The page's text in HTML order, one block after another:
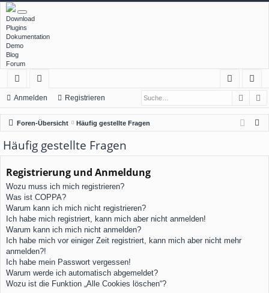
Download
Plugins
Dokumentation
Demo
Blog
Forum
ch
ne
llz
ug
rif
f
or
en
m
el
de
ist
rie
re
Anmelden Registrieren
Foren-Übersicht Häufig gestellte Fragen
Häufig gestellte Fragen
Registrierung und Anmeldung
Wozu muss ich mich registrieren?
Was ist COPPA?
Warum kann ich mich nicht registrieren?
Ich habe mich registriert, kann mich aber nicht anmelden!
Warum kann ich mich nicht anmelden?
Ich habe mich vor einiger Zeit registriert, kann mich aber nicht mehr
anmelden?!
Ich habe mein Passwort vergessen!
Warum werde ich automatisch abgemeldet?
Wozu ist die Funktion „Alle Cookies löschen“?